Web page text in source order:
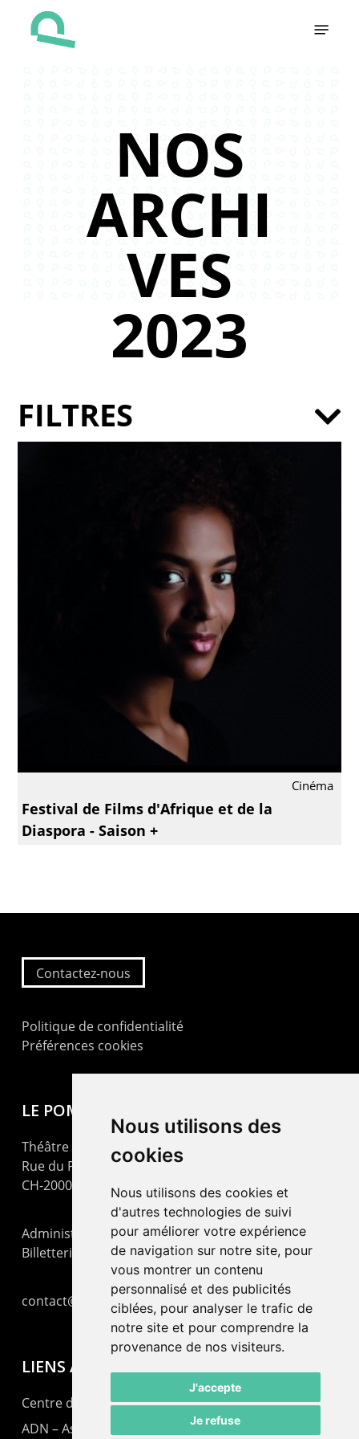
Nous utilisons des
cookies
Nous utilisons des cookies et
d'autres technologies de suivi
pour améliorer votre expérience
de navigation sur notre site, pour
vous montrer un contenu
personnalisé et des publicités
ciblées, pour analyser le trafic de
notre site et pour comprendre la
provenance de nos visiteurs.
J'accepte
Je refuse
NOS
ARCHI
VES
2023
Cinéma
Festival de Films d'Afrique et de la
Diaspora - Saison +
FILTRES
Contactez-nous
Politique de confidentialité
Préférences cookies
LE POMMIER
Théâtre – Centre Culturel Neuchâtelois
Rue du Pommier 9
CH-2000 Neuchâtel
Administration : +41 32 725 03 03
Billetterie : +41 32 725 05 05
contact@lepommier.ch
LIENS AMIS
Centre de culture ABC
ADN – Association Danse Neuchâtel